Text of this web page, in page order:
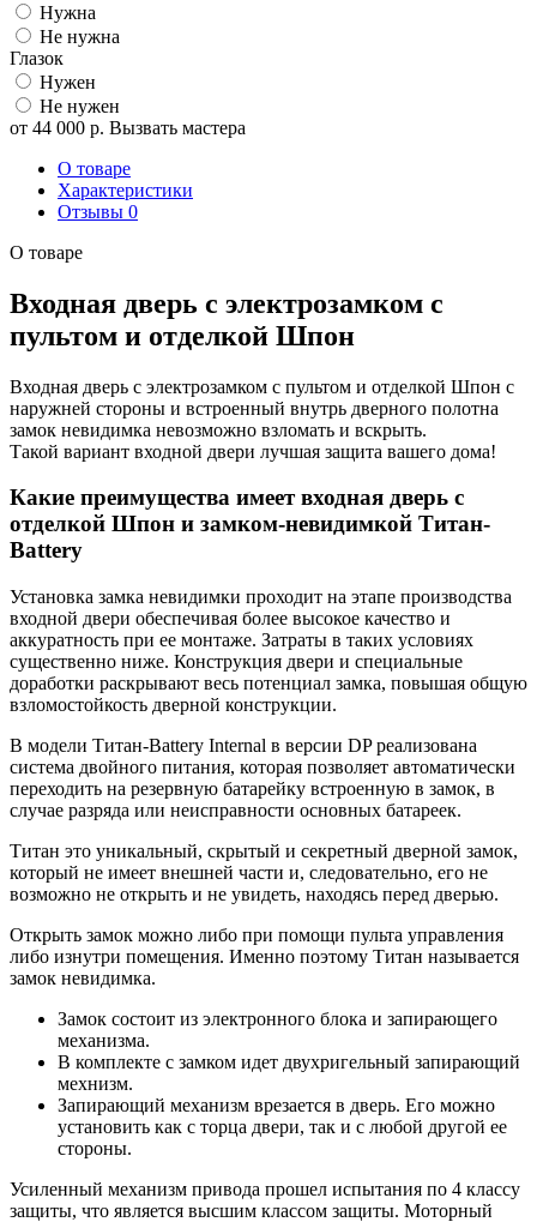
Нужна
Не нужна
Глазок
Нужен
Не нужен
от 44 000 р. Вызвать мастера
О товаре
Характеристики
Отзывы 0
О товаре
Входная дверь с электрозамком с
пультом и отделкой Шпон
Входная дверь с электрозамком с пультом и отделкой Шпон с
наружней стороны и встроенный внутрь дверного полотна
замок невидимка невозможно взломать и вскрыть.
Такой вариант входной двери лучшая защита вашего дома!
Какие преимущества имеет входная дверь с
отделкой Шпон и замком-невидимкой Титан-
Battery
Установка замка невидимки проходит на этапе производства
входной двери обеспечивая более высокое качество и
аккуратность при ее монтаже. Затраты в таких условиях
существенно ниже. Конструкция двери и специальные
доработки раскрывают весь потенциал замка, повышая общую
взломостойкость дверной конструкции.
В модели Титан-Battery Internal в версии DP реализована
система двойного питания, которая позволяет автоматически
переходить на резервную батарейку встроенную в замок, в
случае разряда или неисправности основных батареек.
Титан это уникальный, скрытый и секретный дверной замок,
который не имеет внешней части и, следовательно, его не
возможно не открыть и не увидеть, находясь перед дверью.
Открыть замок можно либо при помощи пульта управления
либо изнутри помещения. Именно поэтому Титан называется
замок невидимка.
Замок состоит из электронного блока и запирающего
механизма.
В комплекте с замком идет двухригельный запирающий
мехнизм.
Запирающий механизм врезается в дверь. Его можно
установить как с торца двери, так и с любой другой ее
стороны.
Усиленный механизм привода прошел испытания по 4 классу
защиты, что является высшим классом защиты. Моторный